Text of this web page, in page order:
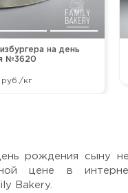
на день
№3620
кг
рождения сыну
цене в
Bakery.
файл или фото